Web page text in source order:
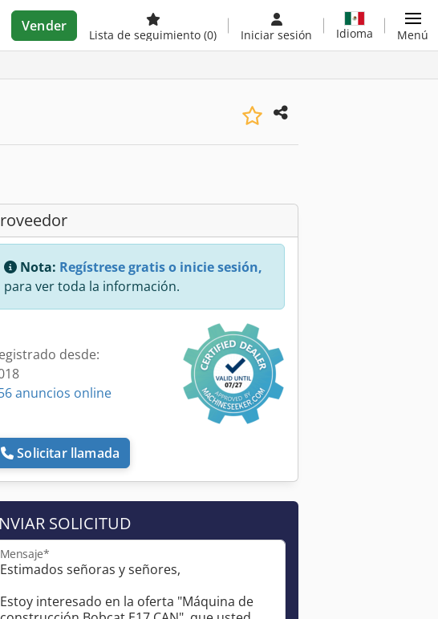
Vender
Lista de seguimiento (0) Iniciar sesión Idioma Menú
Nota: Regístrese gratis o inicie sesión,
para ver toda la información.
desde:
anuncios online
Solicitar llamada
SOLICITUD
Mensaje*